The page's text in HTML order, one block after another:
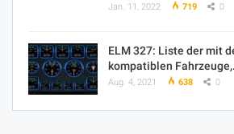
Jan. 11, 2022 719 0
ELM 327: Liste der mit
kompatiblen
Aug. 4, 2021 638 0